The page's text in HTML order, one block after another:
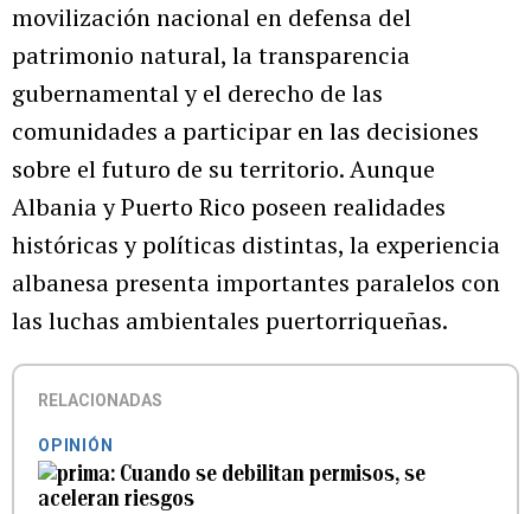
movilización nacional en defensa del
patrimonio natural, la transparencia
gubernamental y el derecho de las
comunidades a participar en las decisiones
sobre el futuro de su territorio. Aunque
Albania y Puerto Rico poseen realidades
históricas y políticas distintas, la experiencia
albanesa presenta importantes paralelos con
las luchas ambientales puertorriqueñas.
RELACIONADAS
OPINIÓN
Cuando se debilitan permisos, se
aceleran riesgos